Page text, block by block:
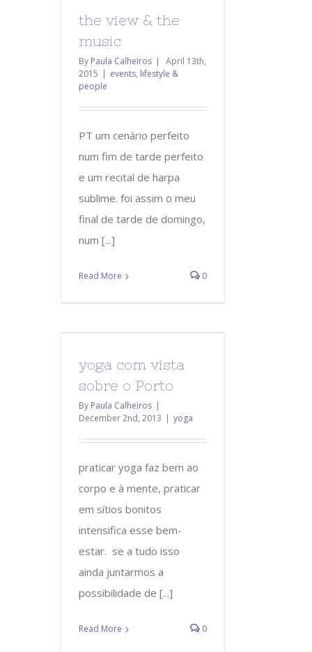
the view & the
music
By Paula Calheiros |
April 13th,
2015 | events, lifestyle &
people
PT um cenário perfeito
num fim de tarde perfeito
e um recital de harpa
sublime. foi assim o meu
final de tarde de domingo,
num [...]
Read More 0
yoga com vista
sobre o Porto
By Paula Calheiros |
December 2nd, 2013 | yoga
praticar yoga faz bem ao
corpo e à mente, praticar
em sítios bonitos
intensifica esse bem-
estar. se a tudo isso
ainda juntarmos a
possibilidade de [...]
Read More 0